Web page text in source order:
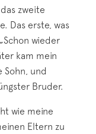
zweite
Das erste, was
wieder
kam mein
Sohn, und
Bruder.
wie meine
Eltern zu